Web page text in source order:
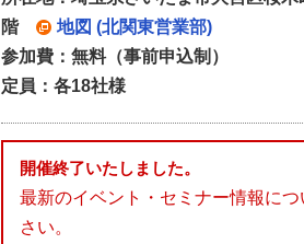
階
地図 (北関東営業部)
参加費：無料（事前申込制）
定員：各18社様
開催終了いたしました。
最新のイベント・セミナー情報につ
さい。